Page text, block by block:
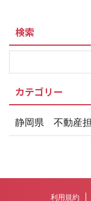
検索
カテゴリー
静岡県 不動産
利用規約